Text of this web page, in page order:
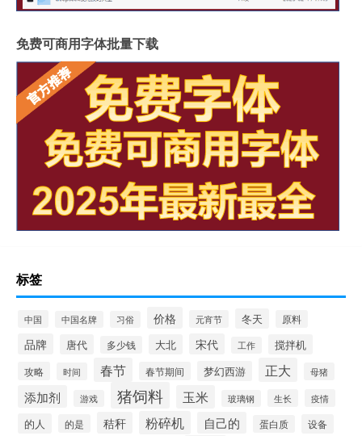
免费可商用字体批量下载
标签
中国 中国名牌 习俗 价格 元宵节 冬天 原料
品牌 唐代 多少钱 大北 宋代 工作 搅拌机
攻略 时间 春节 春节期间 梦幻西游 正大 母猪
添加剂 游戏 猪饲料 玉米 玻璃钢 生长 疫情
的人 的是 秸秆 粉碎机 自己的 蛋白质 设备